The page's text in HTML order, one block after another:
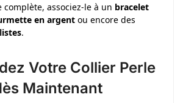
associez-le à un bracelet
en argent ou encore des
.
Votre Collier Perle
Maintenant